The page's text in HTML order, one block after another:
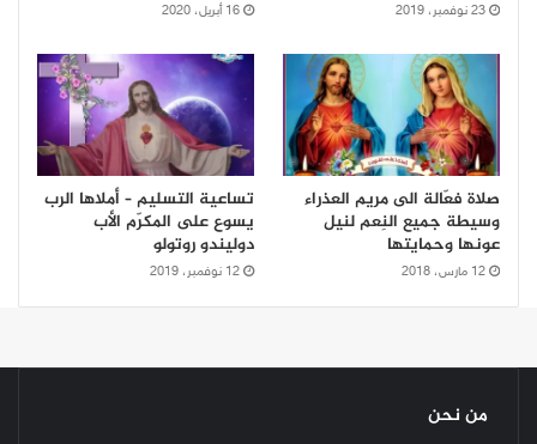
23 نوفمبر، 2019 16 أبريل، 2020
صلاة فعّالة الى مريم العذراء
وسيطة جميع النِعم لنيل
عونها وحمايتها
12 مارس، 2018
تساعية التسليم – أملاها الرب
يسوع على المكرّم الأب
دوليندو روتولو
12 نوفمبر، 2019
من نحن